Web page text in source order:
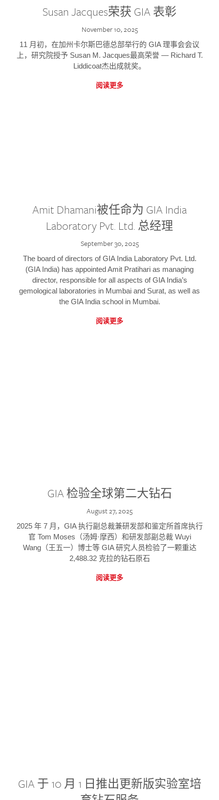
Susan Jacques荣获 GIA 表彰
November 10, 2025
11 月初，在加州卡尔斯巴德总部举行的 GIA 理事会会议
上，研究院授予 Susan M. Jacques最高荣誉 — Richard T.
Liddicoat杰出成就奖。
阅读更多
Amit Dhamani被任命为 GIA India
Laboratory Pvt. Ltd. 总经理
September 30, 2025
The board of directors of GIA India Laboratory Pvt. Ltd.
(GIA India) has appointed Amit Pratihari as managing
director, responsible for all aspects of GIA India’s
gemological laboratories in Mumbai and Surat, as well as
the GIA India school in Mumbai.
阅读更多
GIA 检验全球第二大钻石
August 27, 2025
2025 年 7 月，GIA 执行副总裁兼研发部和鉴定所首席执行
官 Tom Moses（汤姆·摩西）和研发部副总裁 Wuyi
Wang（王五一）博士等 GIA 研究人员检验了一颗重达
2,488.32 克拉的钻石原石
阅读更多
GIA 于 10 月 1 日推出更新版实验室培